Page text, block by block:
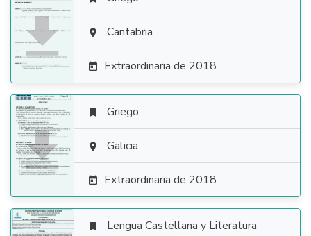
  Cantabria
 Extraordinaria de 2018

 Griego
 Galicia
 Extraordinaria de 2018
 Lengua Castellana y Literatura